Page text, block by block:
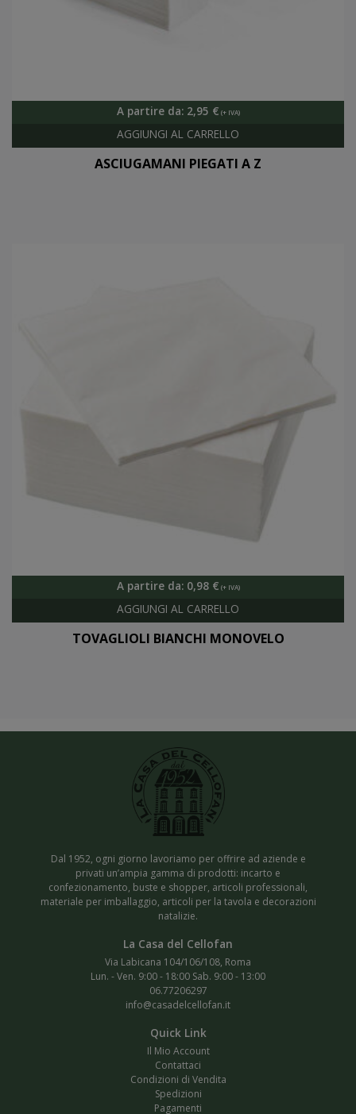
A partire da: 2,95 €
ASCIUGAMANI PIEGATI A Z
A partire da: 0,98 €
TOVAGLIOLI BIANCHI MONOVELO
Dal 1952, ogni giorno lavoriamo per offrire ad aziende e
privati un’ampia gamma di prodotti: incarto e
confezionamento, buste e shopper, articoli professionali,
materiale per imballaggio, articoli per la tavola e decorazioni
natalizie.
Via Labicana 104/106/108, Roma
Lun. - Ven. 9:00 - 18:00 Sab. 9:00 - 13:00
06.77206297
info@casadelcellofan.it
Il Mio Account
Contattaci
Condizioni di Vendita
Spedizioni
Pagamenti